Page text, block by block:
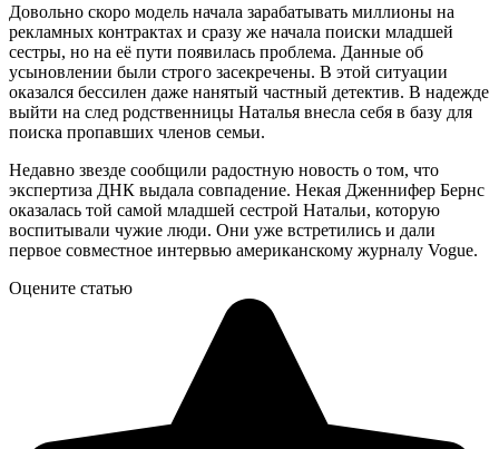
Довольно скоро модель начала зарабатывать миллионы на
рекламных контрактах и сразу же начала поиски младшей
сестры, но на её пути появилась проблема. Данные об
усыновлении были строго засекречены. В этой ситуации
оказался бессилен даже нанятый частный детектив. В надежде
выйти на след родственницы Наталья внесла себя в базу для
поиска пропавших членов семьи.
Недавно звезде сообщили радостную новость о том, что
экспертиза ДНК выдала совпадение. Некая Дженнифер Бернс
оказалась той самой младшей сестрой Натальи, которую
воспитывали чужие люди. Они уже встретились и дали
первое совместное интервью американскому журналу Vogue.
Оцените статью